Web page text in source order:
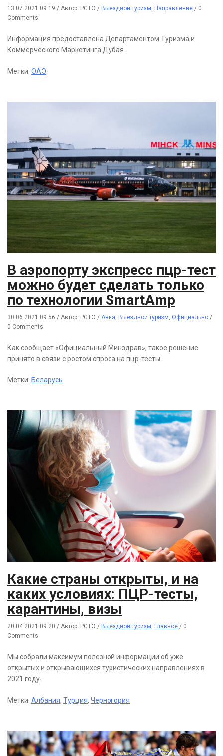
13.07.2021 09:19 / Автор: РСТО / Выездной туризм Направление / 0
Comments
Информация предоставлена Департаментом Туризма и
Коммерческого Маркетинга Дубая.
Метки: ОАЭ
В аэропорту экспресс пцр-тест
можно будет сделать только
по технологии SmartAmp
30.06.2021 09:56 / Автор: РСТО / Авиа, Выездной туризм, Официально /
0 Comments
Как сообщает «Официальный Минздрав», такое решение
принято в связи с ростом спроса на пцр-тесты.
Метки: Беларусь
Какие страны открыты, и на
каких условиях: ПЦР-тесты,
карантины, визы
20.04.2021 09:20 / Автор: РСТО / Выездной туризм, Главное / 0
Comments
Мы собрали максимум полезной информации об уже
открытых и открывающихся туристических направлениях в
2021 году.
Метки: Албания, Турция, Черногория